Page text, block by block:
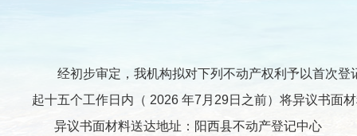
经初步审定，我机构拟对下列不动产权利予以首次登
起十五个工作日内（ 2026 年7月29日之前）将异议书面
异议书面材料送达地址：阳西县不动产登记中心